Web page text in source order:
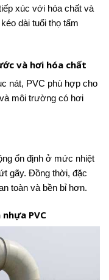
xúc với hóa chất và
dài tuổi thọ tấm
và hơi hóa chất
nát, PVC phù hợp cho
môi trường có hơi
ổn định ở mức nhiệt
gãy. Đồng thời, đặc
toàn và bền bỉ hơn.
PVC